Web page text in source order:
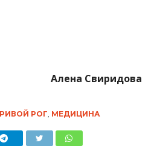
Алена Свиридова
РОГ, МЕДИЦИНА